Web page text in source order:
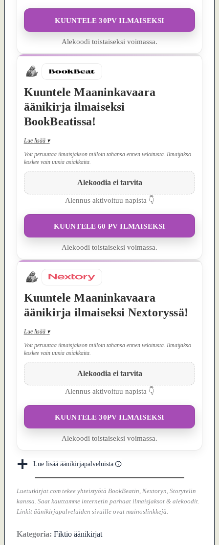
KUUNTELE 30PV ILMAISEKSI
Alekoodi toistaiseksi voimassa.
Kuuntele Maaninkavaara
äänikirja ilmaiseksi
BookBeatissa!
Lue lisää ▾
Voit peruuttaa ilmaisjakson milloin tahansa ennen veloitusta. Ilmaijakso
koskee vain uusia asiakkaita.
Alekoodia ei tarvita
Alennus aktivoituu napista 👇
KUUNTELE 60 PV ILMAISEKSI
Alekoodi toistaiseksi voimassa.
Kuuntele Maaninkavaara
äänikirja ilmaiseksi Nextoryssä!
Lue lisää ▾
Voit peruuttaa ilmaisjakson milloin tahansa ennen veloitusta. Ilmaijakso
koskee vain uusia asiakkaita.
Alekoodia ei tarvita
Alennus aktivoituu napista 👇
KUUNTELE 30PV ILMAISEKSI
Alekoodi toistaiseksi voimassa.
Lue lisää äänikirjapalveluista
Luetutkirjat.com tekee yhteistyötä BookBeatin, Nextoryn, Storytelin
kanssa. Saat kauttamme internetin parhaat ilmaisjaksot & alekoodit.
Linkit äänikirjapalveluiden sivuille ovat mainoslinkkejä.
Kategoria: Fiktio äänikirjat